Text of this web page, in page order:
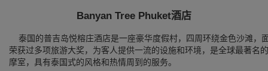
Banyan Tree Phuket酒店
泰国的普吉岛悦榕庄酒店是一座豪华度假村，四周环绕金色沙滩，
荣获过多项旅游大奖，为客人提供一流的设施和环境，是全球最著名
摩室，具有泰国式的风格和热情周到的服务。